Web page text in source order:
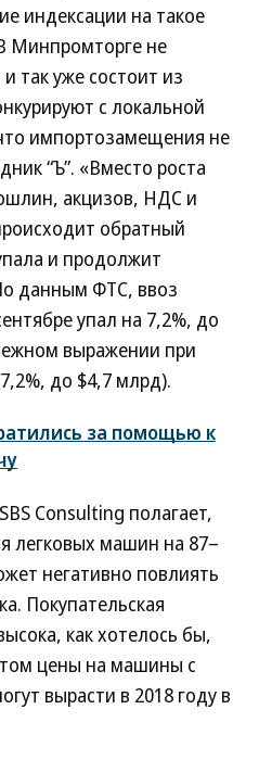
индексации на такое
Минпромторге не
так уже состоит из
с локальной
импортозамещения не
“Ъ”. «Вместо роста
акцизов, НДС и
обратный
и продолжит
данным ФТС, ввоз
упал на 7,2%, до
выражении при
до $4,7 млрд).
за помощью к
Consulting полагает,
легковых машин на 87–
негативно повлиять
Покупательская
как хотелось бы,
цены на машины с
вырасти в 2018 году в